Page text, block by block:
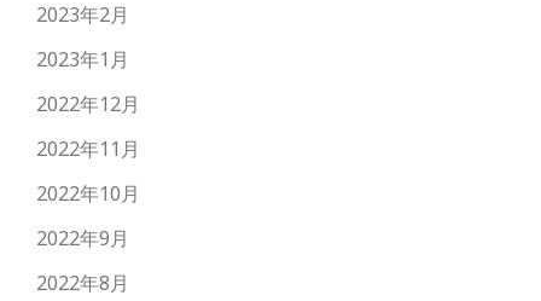
2023年2月
2023年1月
2022年12月
2022年11月
2022年10月
2022年9月
2022年8月